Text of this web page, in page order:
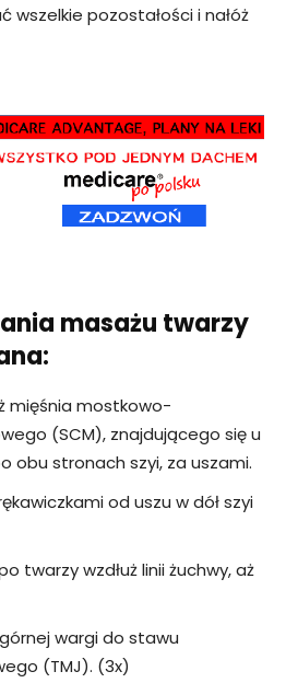
wszelkie pozostałości i nałóż
masażu twarzy
mięśnia mostkowo-
(SCM), znajdującego się u
obu stronach szyi, za uszami.
od uszu w dół szyi
twarzy wzdłuż linii żuchwy, aż
wargi do stawu
(TMJ). (3x)